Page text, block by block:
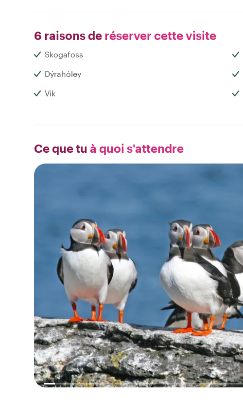
6 raisons de réserver cette visite
Skogafoss
Dýrahóley
Vik
Ce que tu à quoi s'attendre